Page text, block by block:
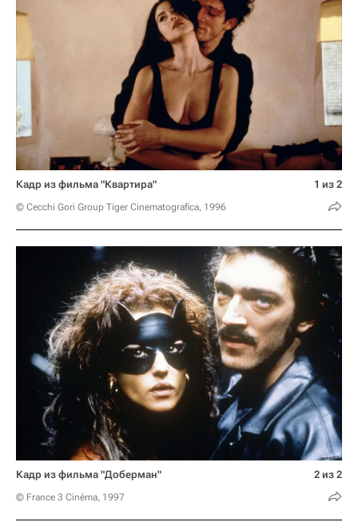
Кадр из фильма "Квартира"
© Cecchi Gori Group Tiger Cinematografica, 1996
1 из 2
Кадр из фильма "Доберман"
© France 3 Cinéma, 1997
2 из 2